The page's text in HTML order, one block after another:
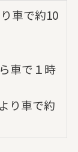
車で約10
車で１時
り車で約